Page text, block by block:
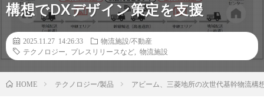
構想でDXデザイン策定を支援
2025.11.27 14:26:33
物流施設/不動産
テクノロジー
プレスリリースなど 物流施設
HOME テクノロジー/製品 アビーム、三菱地所の次世代基幹物流構